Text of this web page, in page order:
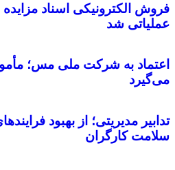
فروش الکترونیکی اسناد مزایده
عملیاتی شد
اعتماد به شرکت ملی مس؛
می‌گیرد
تدابیر مدیریتی؛ از بهبود
سلامت کارگران